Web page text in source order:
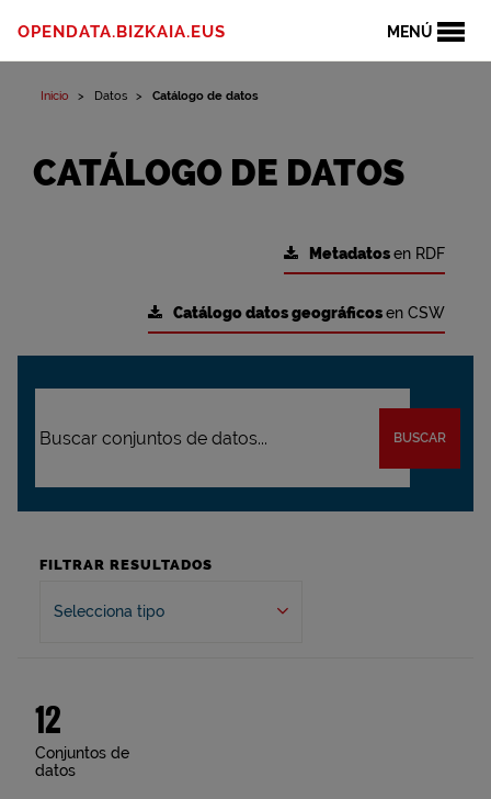
MENÚ
OPENDATA.BIZKAIA.EUS
Inicio Datos Catálogo de datos
CATÁLOGO DE DATOS
Metadatosen RDF
Catálogo datos geográficosen CSW
BUSCAR
FILTRAR RESULTADOS
Selecciona tipo
12
Conjuntos de
datos